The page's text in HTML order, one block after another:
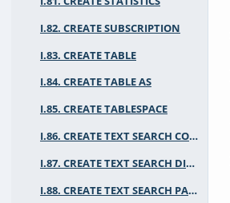
I.82. CREATE SUBSCRIPTION
I.83. CREATE TABLE
I.84. CREATE TABLE AS
I.85. CREATE TABLESPACE
I.86. CREATE TEXT SEARCH CONFIGURATION
I.87. CREATE TEXT SEARCH DICTIONARY
I.88. CREATE TEXT SEARCH PARSER